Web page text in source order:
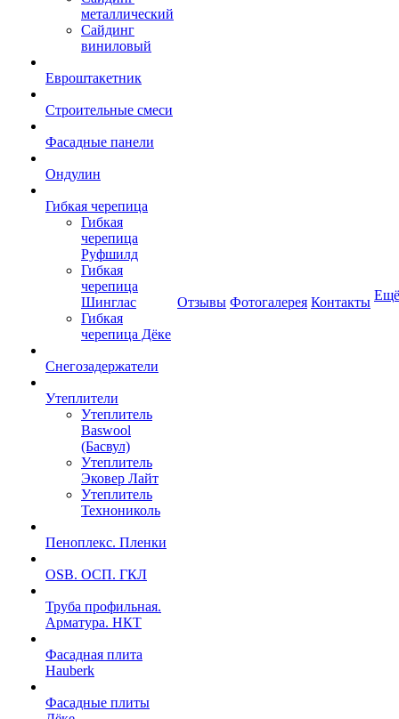
металлический
Сайдинг
виниловый
Евроштакетник
Строительные смеси
Фасадные панели
Ондулин
Гибкая черепица
Гибкая
черепица
Руфшилд
Гибкая
черепица
Шинглас
Гибкая
черепица Дёке
Снегозадержатели
Утеплители
Утеплитель
Baswool
(Басвул)
Утеплитель
Эковер Лайт
Утеплитель
Технониколь
Пеноплекс. Пленки
OSB. ОСП. ГКЛ
Труба профильная.
Арматура. НКТ
Фасадная плита
Hauberk
Фасадные плиты
Отзывы Фотогалерея Контакты Ещё